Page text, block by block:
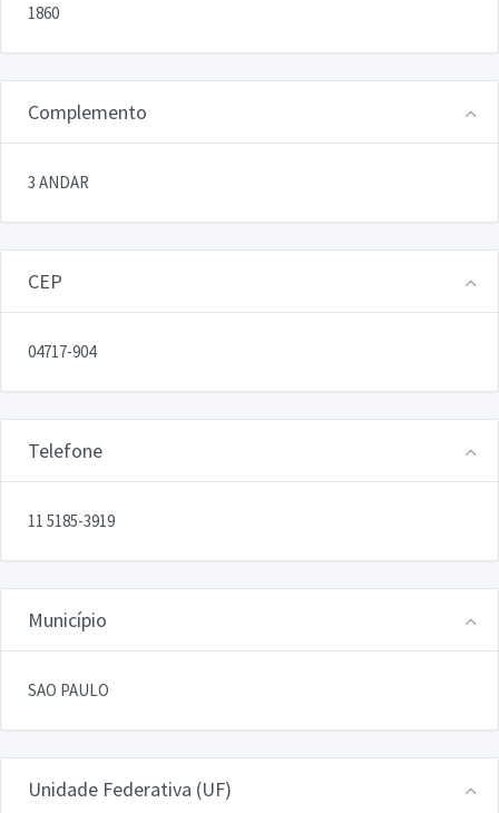
1860
Complemento
3 ANDAR
CEP
04717-904
Telefone
11 5185-3919
Município
SAO PAULO
Unidade Federativa (UF)